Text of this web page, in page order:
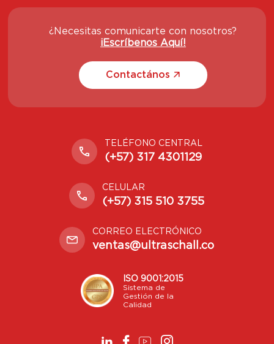
¿Necesitas comunicarte con nosotros?
¡Escríbenos Aquí!
Contactános
TELÉFONO CENTRAL
(+57) 317 4301129
CELULAR
(+57) 315 510 3755
CORREO ELECTRÓNICO
ventas@ultraschall.co
ISO 9001:2015
Sistema de
Gestión de la
Calidad